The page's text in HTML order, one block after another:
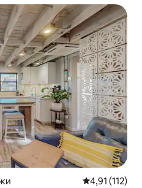
на гостите“
Просечна
4,91 (112)